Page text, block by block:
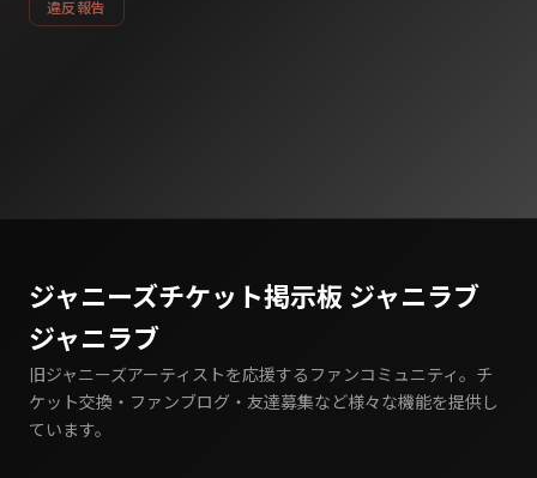
違反報告
ジャニーズチケット掲示板 ジャニラブ
ジャニラブ
旧ジャニーズアーティストを応援するファンコミュニティ。チ
ケット交換・ファンブログ・友達募集など様々な機能を提供し
ています。